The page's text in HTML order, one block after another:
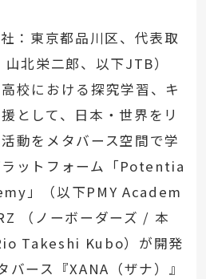
：東京都品川区、代表取
北栄二郎、以下JTB）
校における探究学習、キ
として、日本・世界をリ
動をメタバース空間で学
ットフォーム「Potentia
」（以下PMY Academ
（ノーボーダーズ / 本
Takeshi Kubo）が開発
ース『XANA（ザナ）』